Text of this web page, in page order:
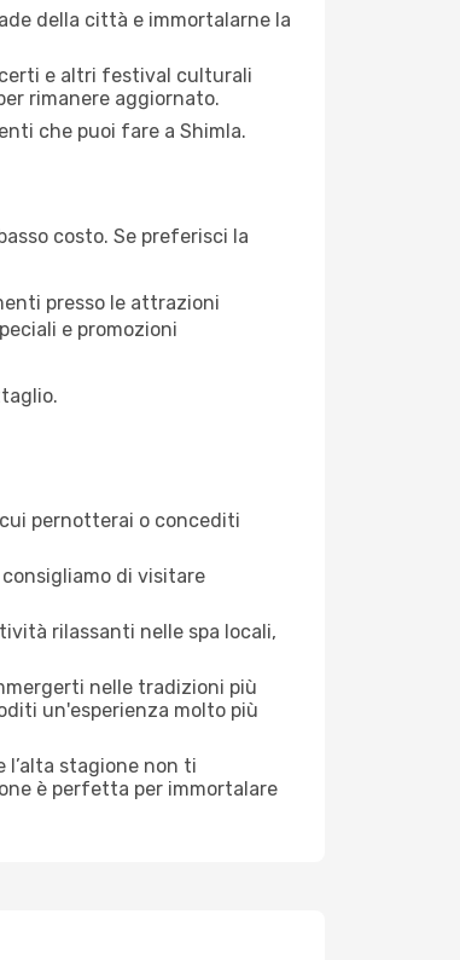
della città e immortalarne la
e altri festival culturali
rimanere aggiornato.
che puoi fare a Shimla.
costo. Se preferisci la
presso le attrazioni
e promozioni
pernotterai o concediti
di visitare
rilassanti nelle spa locali,
nelle tradizioni più
un'esperienza molto più
stagione non ti
è perfetta per immortalare